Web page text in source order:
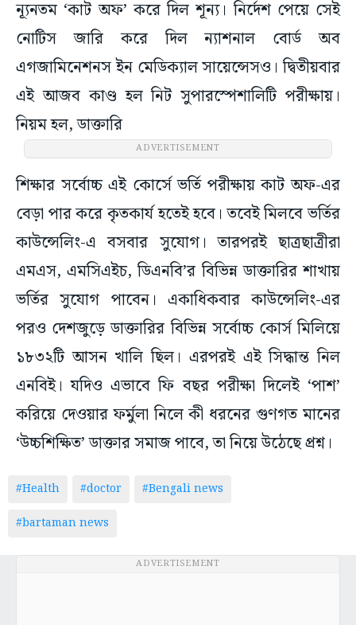
ন্যূনতম ‘কাট অফ’ করে দিল শূন্য। নির্দেশ পেয়ে সেই
নোটিস জারি করে দিল ন্যাশনাল বোর্ড অব
এগজামিনেশনস ই‌ন মেডিক্যাল সায়েন্সেসও। দ্বিতীয়বার
এই আজব কাণ্ড হল নিট সুপারস্পেশালিটি পরীক্ষায়।
নিয়ম হল, ডাক্তারি
ADVERTISEMENT
শিক্ষার সর্বোচ্চ এই কোর্সে ভর্তি পরীক্ষায় কাট অফ-এর
বেড়া পার করে কৃতকার্য হতেই হবে। তবেই মিলবে ভর্তির
কাউন্সেলিং-এ বসবার সুযোগ। তারপরই ছাত্রছাত্রীরা
এমএস, এমসিএইচ, ডিএনবি’র বিভিন্ন ডাক্তারির শাখায়
ভর্তির সুযোগ পাবেন। একাধিকবার কাউন্সেলিং-এর
পরও দেশজুড়ে ডাক্তারির বিভিন্ন সর্বোচ্চ কোর্স মিলিয়ে
১৮৩২টি আসন খালি ছিল। এরপরই এই সিদ্ধান্ত নিল
এনবিই। যদিও এভাবে ফি বছর পরীক্ষা দিলেই ‘পাশ’
করিয়ে দেওয়ার ফর্মুলা নিলে কী ধরনের গুণগত মানের
‘উচ্চশিক্ষিত’ ডাক্তার সমাজ পাবে, তা নিয়ে উঠেছে প্রশ্ন।
#Health #doctor
#Bengali news
#bartaman news
ADVERTISEMENT